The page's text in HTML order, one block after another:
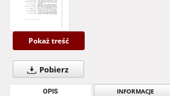
Pokaż treść
Pobierz
OPIS INFORMACJE